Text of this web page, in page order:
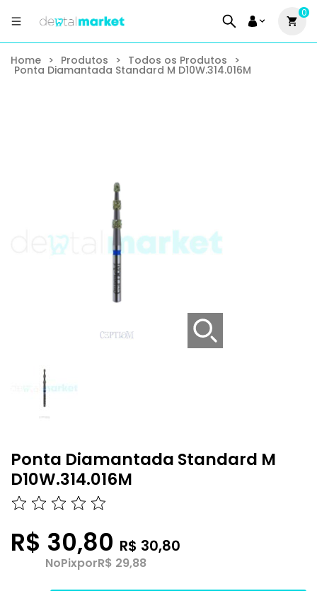
0
Home > Produtos > Todos os Produtos >
Ponta Diamantada Standard M D10W.314.016M
Ponta Diamantada Standard M
D10W.314.016M
R$ 30,80 R$ 30,80
NoPixporR$ 29,88